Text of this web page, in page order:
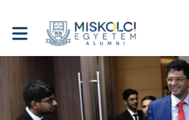
Toggle main navigation